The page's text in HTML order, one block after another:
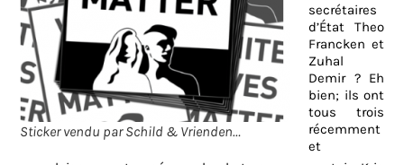
Sticker vendu par Schild & Vrienden…
secrétaires
d’État Theo
Francken et
Zuhal
Demir ? Eh
bien; ils ont
tous trois
récemment
et